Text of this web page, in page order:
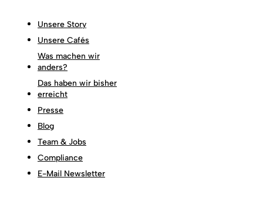
Unsere Story
Unsere Cafés
Was machen wir
anders?
Das haben wir bisher
erreicht
Presse
Blog
Team & Jobs
Compliance
E-Mail Newsletter